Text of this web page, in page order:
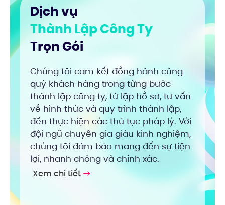
Dịch vụ
Thành Lập Công Ty
Trọn Gói
Chúng tôi cam kết đồng hành cùng
quý khách hàng trong từng bước
thành lập công ty, từ lập hồ sơ, tư vấn
về hình thức và quy trình thành lập,
đến thực hiện các thủ tục pháp lý. Với
đội ngũ chuyên gia giàu kinh nghiệm,
chúng tôi đảm bảo mang đến sự tiện
lợi, nhanh chóng và chính xác.
Xem chi tiết